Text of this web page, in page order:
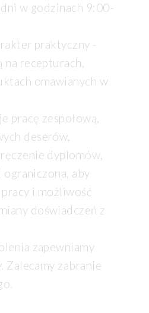
w godzinach 9:00-
praktyczny -
na recepturach,
omawianych w
pracę zespołową,
deserów,
dyplomów,
aby
i możliwość
doświadczeń z
zapewniamy
Zalecamy zabranie